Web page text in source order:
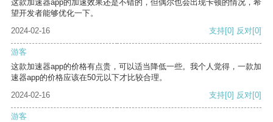
这款加速器app的加速效果还是不错的，但偶尔也会出现卡顿的情况，希
望开发者能够优化一下。
2024-02-16
支持[0] 反对[0]
游客
这款加速器app的价格有点贵，可以适当降低一些。我个人觉得，一款加
速器app的价格应该在50元以下才比较合理。
2024-02-16
支持[0] 反对[0]
游客